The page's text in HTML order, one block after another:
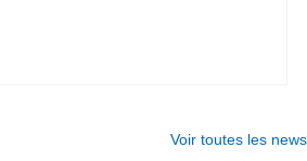
Voir toutes les news